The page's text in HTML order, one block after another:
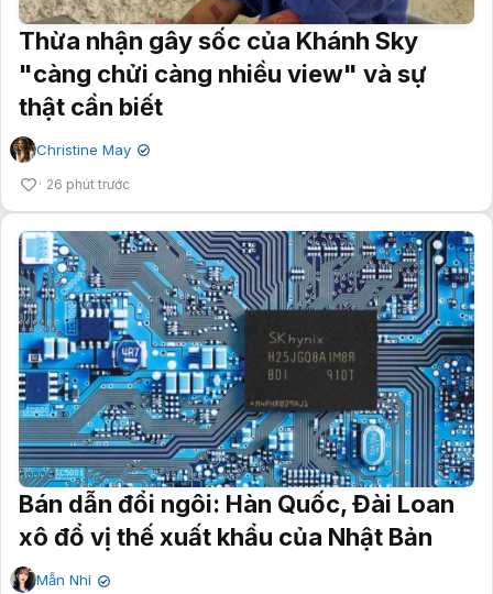
Thừa nhận gây sốc của Khánh Sky
"càng chửi càng nhiều view" và sự
thật cần biết
Christine May ✔
26 phút trước
Bán dẫn đổi ngôi: Hàn Quốc, Đài Loan
xô đổ vị thế xuất khẩu của Nhật Bản
Mẫn Nhi ✔